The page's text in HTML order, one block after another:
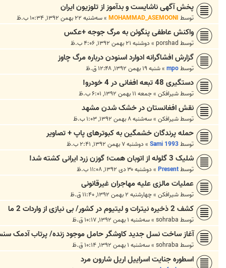
پخش آگهی ناشایست و بدآموز از تلوزیون ایران
توسط MOHAMMAD_ASEMOONI
»سه‌شنبه ۲۲ بهمن ۱۳۹۲, ۱۰:۳۴ ب.ظ
واکنش عاطفی پنگوئن به مرگ جوجه +عکس
توسط porshad
» دوشنبه ۲۱ بهمن ۱۳۹۲, ۴:۰۶ ب.ظ
گزارش افشاگرانه ادوارد اسنودن درباره مرگ چاوز
توسطmpo
»شنبه ۱۹ بهمن ۱۳۹۲, ۱۲:۴۸ ق.ظ
دستگیری 48 تبعه افغانی در 4 خودرو!
توسطشیرافکن »جمعه ۱۱ بهمن ۱۳۹۲, ۶:۰۱ ب.ظ
نقش افغانستان در خشک شدن مشهد
توسطشیرافکن »سه‌شنبه ۸ بهمن ۱۳۹۲, ۱:۰۳ ب.ظ
حمله پرندگان خشمگین به کبوترهای پاپ + تصاویر
توسطSami 1993
» دوشنبه ۷ بهمن ۱۳۹۲, ۲:۴۱ ب.ظ
شلیک 3 گلوله از اتوبان همت؛ گوزن زرد ایرانی کشته شد!
توسطPresent
» دوشنبه ۳۰ دی ۱۳۹۲, ۱۱:۰۸ ب.ظ
عملیات مالزی علیه مهاجران غیرقانونی
توسطشیرافکن »چهارشنبه ۲ بهمن ۱۳۹۲, ۱۱:۴۰ ق.ظ
کشف 2 ذخیره نیترات و لیتیوم در کشور/ بی نیازی از واردات 2 ما
توسط sohraba
»سه‌شنبه ۱ بهمن ۱۳۹۲, ۱۰:۱۷ ق.ظ
آغاز ساخت نسل جدید کاوشگر حامل موجود زنده/ پرتاب آدمک
توسط sohraba
»سه‌شنبه ۱ بهمن ۱۳۹۲, ۱۰:۱۴ ق.ظ
اسطوره جنایت اسراییل اریل شارون مرد